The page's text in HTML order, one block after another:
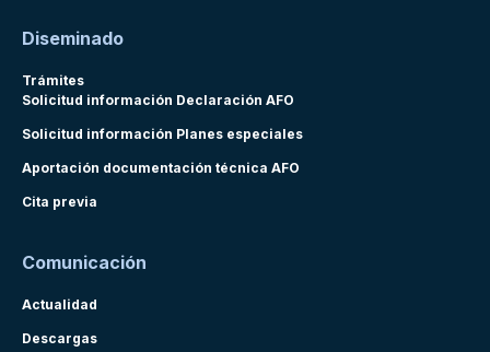
Diseminado
Trámites
Solicitud información Declaración AFO
Solicitud información Planes especiales
Aportación documentación técnica AFO
Cita previa
Comunicación
Actualidad
Descargas